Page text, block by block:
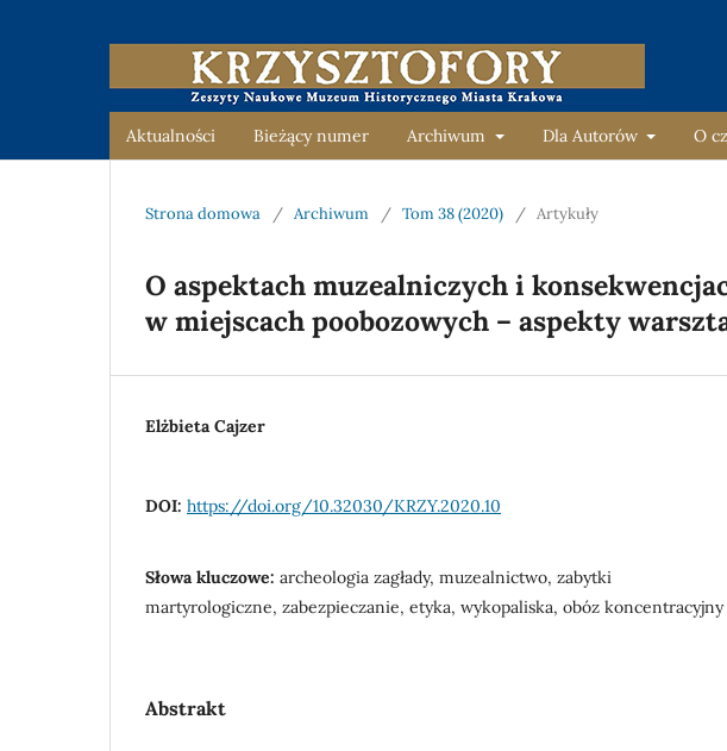
Aktualności Bieżący numer Archiwum Dla Autorów O
Strona domowa / Archiwum / Tom 38 (2020) / Artykuły
O aspektach muzealniczych i
w miejscach poobozowych – aspekty
Elżbieta Cajzer
DOI: https://doi.org/10.32030/KRZY.2020.10
Słowa kluczowe: archeologia zagłady, muzealnictwo, zabytki
martyrologiczne, zabezpieczanie, etyka, wykopaliska, obóz koncentracyjny
Abstrakt